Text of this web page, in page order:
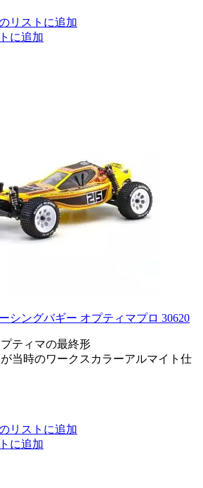
リストに追加
に追加
シングバギー オプティマプロ 30620
ティマの最終形
当時のワークスカラーアルマイト仕
リストに追加
に追加